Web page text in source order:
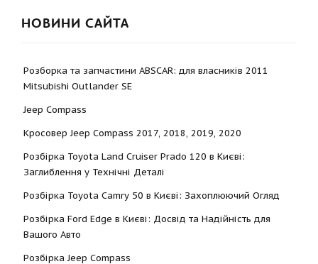
НОВИНИ САЙТА
Розборка та запчастини ABSCAR: для власників 2011
Mitsubishi Outlander SE
Jeep Compass
Кросовер Jeep Compass 2017, 2018, 2019, 2020
Розбірка Toyota Land Cruiser Prado 120 в Києві:
Заглиблення у Технічні Деталі
Розбірка Toyota Camry 50 в Києві: Захоплюючий Огляд
Розбірка Ford Edge в Києві: Досвід та Надійність для
Вашого Авто
Розбірка Jeep Compass